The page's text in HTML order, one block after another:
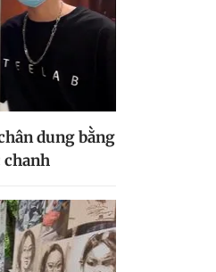
dung bằng
chanh